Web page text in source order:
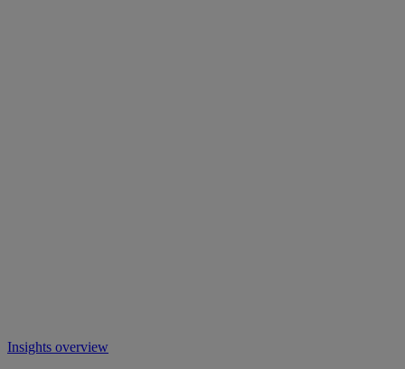
Insights overview